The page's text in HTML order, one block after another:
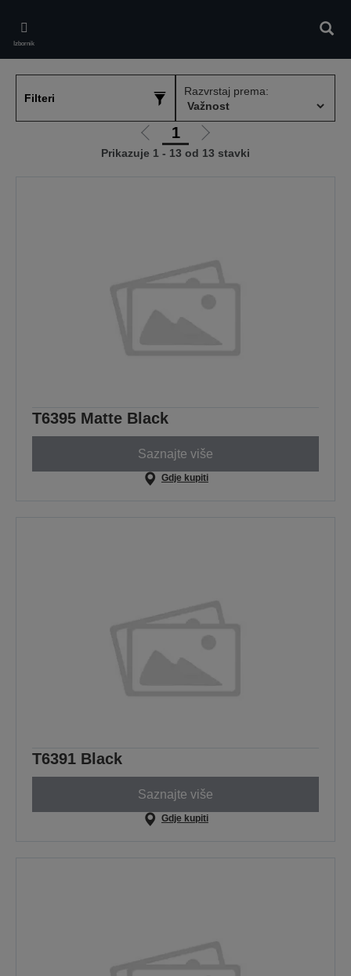
main
content
Izbornik
Filteri
Razvrstaj prema:
Idi
na
1
Idi
na
Prikazuje 1 - 13 od 13 stavki
T6395 Matte Black
Saznajte više
Gdje kupiti
T6391 Black
Saznajte više
Gdje kupiti